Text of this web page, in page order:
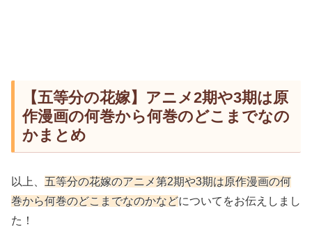
【五等分の花嫁】アニメ2期や3期は原
作漫画の何巻から何巻のどこまでなの
かまとめ
以上、 五等分の花嫁のアニメ第2期や3期は原作漫画の何
巻から何巻のどこまでなのかなどについてをお伝えしまし
た！